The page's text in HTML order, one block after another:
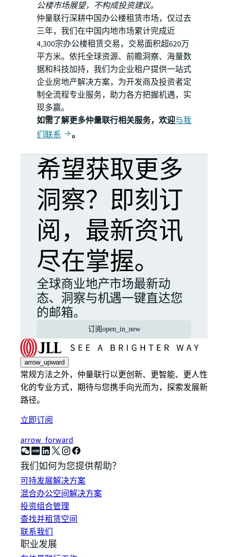
公楼市场展望，不构成投资建议。
仲量联行深耕中国办公楼租赁市场，仅过去
三年，我们在中国内地市场累计完成近
4,300宗办公楼租赁交易，交易面积超620万
平方米。依托全球资源、前瞻洞察、海量数
据和科技加持，我们为企业租户提供一站式
企业房地产解决方案，为开发商及投资者定
制全流程专业服务，助力各方把握机遇，实
现多赢。
如需了解更多仲量联行相关服务，欢迎与我
们联系
。
希望获取更多
洞察？即刻订
阅，最新资讯
尽在掌握。
全球商业地产市场最新动
态、洞察与机遇一键直达您
的邮箱。
订阅 open_in_new
arrow_upward
常规方法之外，仲量联行以更创新、更智能、更人性
化的专业方式，期待与您携手向光而为，探索发展新
路径。
立即订阅
arrow_forward
我们如何为您提供帮助？
可持发展解决方案
混合办公空间解决方案
投资组合管理
查找并租赁空间
联系我们
职业发展